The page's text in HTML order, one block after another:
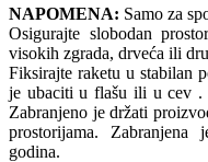
NAPOMENA: Samo za
Osigurajte slobodan
visokih zgrada, drveća ili
Fiksirajte raketu u stabilan
je ubaciti u flašu ili u cev .
Zabranjeno je držati
prostorijama.
godina.